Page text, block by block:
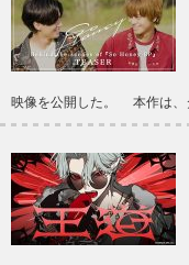
映像を公開した。 本作は、